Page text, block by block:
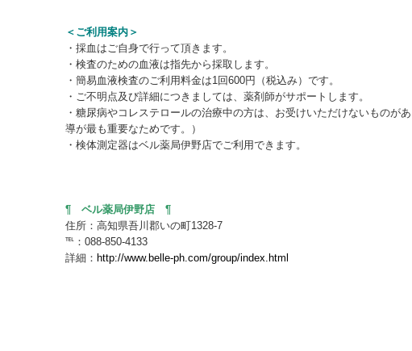
＜ご利用案内＞
・採血はご自身で行って頂きます。
・検査のための血液は指先から採取します。
・簡易血液検査のご利用料金は1回600円（税込み）です。
・ご不明点及び詳細につきましては、薬剤師がサポートします。
・糖尿病やコレステロールの治療中の方は、お受けいただけないものが
導が最も重要なためです。）
・検体測定器はベル薬局伊野店でご利用できます。
¶ ベル薬局伊野店 ¶
住所：高知県吾川郡いの町1328-7
℡：088-850-4133
詳細： http://www.belle-ph.com/group/index.html